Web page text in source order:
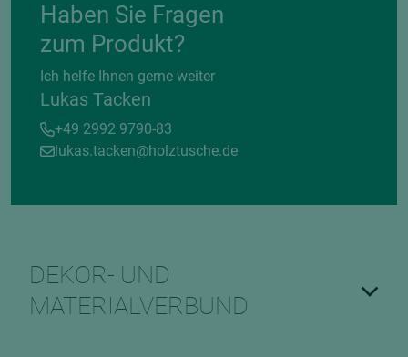
Haben Sie Fragen
zum Produkt?
Ich helfe Ihnen gerne weiter
Lukas Tacken
+49 2992 9790-83
lukas.tacken@holztusche.de
DEKOR- UND
MATERIALVERBUND